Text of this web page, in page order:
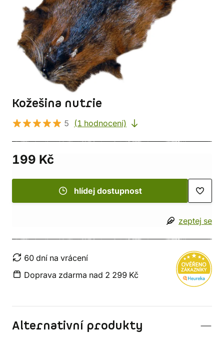
Kožešina nutrie
5 (1 hodnocení)
199 Kč
hlídej dostupnost
zeptej se
60 dní na vrácení
Doprava zdarma nad 2 299 Kč
Alternativní produkty